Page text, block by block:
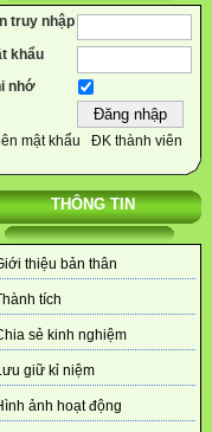
truy nhập
khẩu
nhớ
mật khẩu ĐK thành viên
THÔNG TIN
thiệu bản thân
tích
sẻ kinh nghiệm
giữ kỉ niệm
ảnh hoạt động